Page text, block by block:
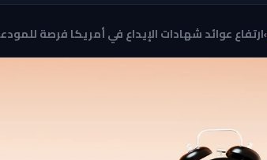
›ارتفاع عوائد شهادات الإيداع في أمريكا فرصة